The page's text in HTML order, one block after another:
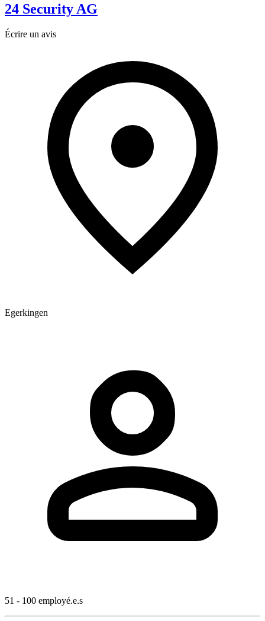
24 Security AG
Écrire un avis
Egerkingen
51 - 100 employé.e.s